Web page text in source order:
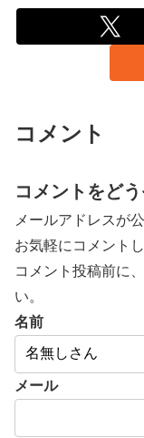
コメント
コメントをど
メールアドレスが
お気軽にコメント
コメント投稿前に、
い。
名前
メール